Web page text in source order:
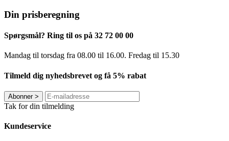
Din prisberegning
Spørgsmål? Ring til os på 32 72 00 00
Mandag til torsdag fra 08.00 til 16.00. Fredag ​​til 15.30
Tilmeld dig nyhedsbrevet og få 5% rabat
Abonner>
Tak for din tilmelding
Kundeservice